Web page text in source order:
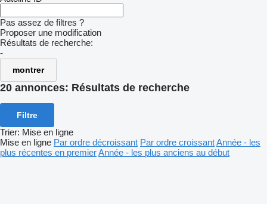
Pas assez de filtres ?
Proposer une modification
Résultats de recherche:
-
montrer
20 annonces: Résultats de recherche
Filtre
Trier: Mise en ligne
Mise en ligne Par ordre décroissant Par ordre croissantAnnée - les
plus récentes en premierAnnée - les plus anciens au début